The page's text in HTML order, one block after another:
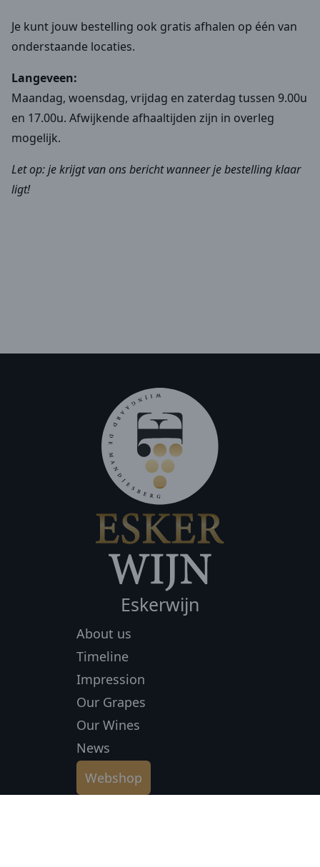
Je kunt jouw bestelling ook gratis afhalen op één van
onderstaande locaties.
Langeveen:
Maandag, woensdag, vrijdag en zaterdag tussen 9.00u
en 17.00u. Afwijkende afhaaltijden zijn in overleg
mogelijk.
Let op: je krijgt van ons bericht wanneer je bestelling klaar
ligt!
Eskerwijn
About us
Timeline
Impression
Our Grapes
Our Wines
News
Webshop